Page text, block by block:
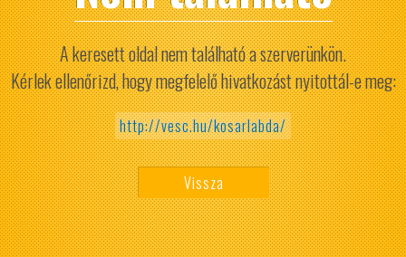
A keresett oldal nem található a szerverünkön.
Kérlek ellenőrizd, hogy megfelelő hivatkozást nyitottál-e meg:
http://vesc.hu/kosarlabda/
Vissza